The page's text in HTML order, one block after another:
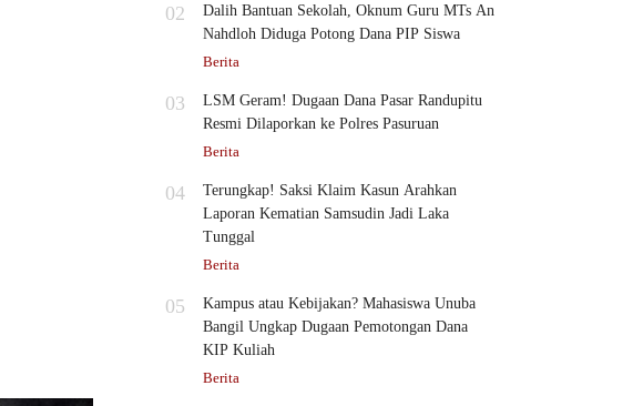
02
Dalih Bantuan Sekolah, Oknum Guru MTs An
Nahdloh Diduga Potong Dana PIP Siswa
Berita
03
LSM Geram! Dugaan Dana Pasar Randupitu
Resmi Dilaporkan ke Polres Pasuruan
Berita
04
Terungkap! Saksi Klaim Kasun Arahkan
Laporan Kematian Samsudin Jadi Laka
Tunggal
Berita
05
Kampus atau Kebijakan? Mahasiswa Unuba
Bangil Ungkap Dugaan Pemotongan Dana
KIP Kuliah
Berita